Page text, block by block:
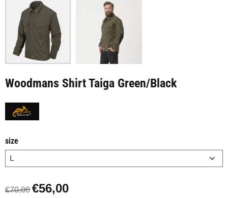
Woodmans Shirt Taiga Green/Black
size
€70,00 €56,00